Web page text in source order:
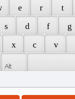
e r t
s d f g
x c v